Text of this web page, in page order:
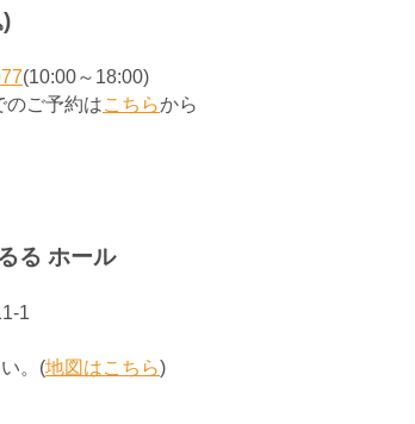
(10:00～18:00)
のご予約はこちらから
る ホール
1
。(地図はこちら)